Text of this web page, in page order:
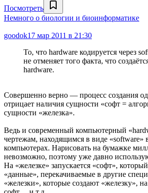
Посмотреть
Немного о биологии и биоинформатике
goodok17 мар 2011 в 21:30
То, что hardware кодируется через
не отменяет того факта, что
hardware.
Совершенно верно — процесс создания
отрицает наличия сущности «софт =
сущности «железка».
Ведь и современный компьютерный
чертежам, находящимся в виде «software»
компьютерах. Нарисовать на бумажке
невозможно, поэтому уже давно
На «железке» запускается «софт»,
«данные», перекачиваемые в другие
«железки», которые создают «железку»,